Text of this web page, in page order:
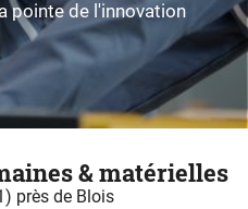
nos propositions commerciales à
vous désinscrire à tout moment en
pointe de l'innovation
& matérielles
près de Blois